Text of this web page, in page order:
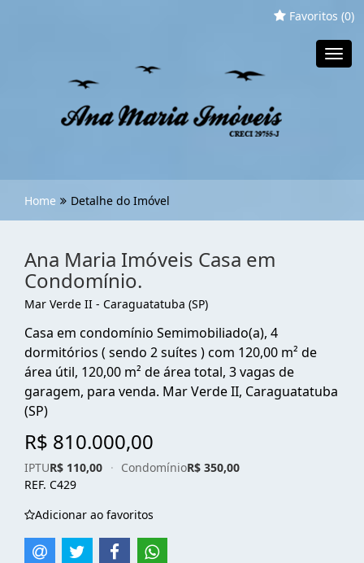
Favoritos (0)
Home Detalhe do Imóvel
Ana Maria Imóveis Casa em
Condomínio.
Mar Verde II - Caraguatatuba (SP)
Casa em condomínio Semimobiliado(a), 4
dormitórios ( sendo 2 suítes ) com 120,00 m² de
área útil, 120,00 m² de área total, 3 vagas de
garagem, para venda. Mar Verde II, Caraguatatuba
(SP)
R$ 810.000,00
IPTUR$ 110,00 · CondomínioR$ 350,00
REF. C429
Adicionar ao favoritos